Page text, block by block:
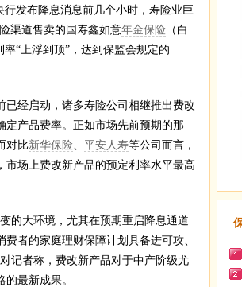
发布降息消息前几个小时，寿险业巨
渠道售卖的国寿鑫如意年金保险 （白
“上浮到顶”，达到保监会规定的
经启动，诸多寿险公司相继推出费改
定产品费率。正如市场先前预期的那
对比新华保险、 平安人寿等公司而言，
场上费改新产品的预定利率水平最高
大环境，尤其在预期重启降息通道
者的家庭理财保障计划具备进可攻、
记者称，费改新产品对于中产阶级尤
最新成果。